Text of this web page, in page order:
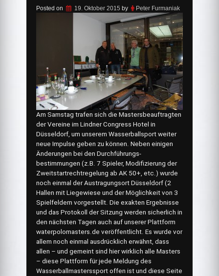
Posted on 19. Oktober 2015 by Peter Furmaniak
Am Samstag trafen sich die Mastersbeauftragten
der Vereine im Lindner Congress Hotel in
Düsseldorf, um unserem Wasserballsport weiter
neue Impulse geben zu können. Neben einigen
Änderungen bei den Durchführungs-
bestimmungen (z.B. 7 Spieler, Modifizierung der
Zweitstartrechtregelung ab AK 50+, etc.) wurde
noch einmal der Austragungsort Düsseldorf (2
Hallen mit Liegewiese und der Möglichkeit von 3
Spielfeldern vorgestellt. Die exakten Ergebnisse
und das Protokoll der Sitzung werden sicherlich in
den nächsten Tagen auch auf unserer Plattform
waterpolomasters.de veröffentlicht. Es wurde vor
allem noch einmal ausdrücklich erwähnt, dass
allen – und gemeint sind hier wirklich alle Masters
– diese Plattform für jede Meldung des
Wasserballmasterssport offen ist und diese Seite